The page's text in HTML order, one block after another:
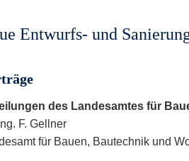
Entwurfs- und
des Landesamtes für
F. Gellner
für Bauen, Bautechnik und